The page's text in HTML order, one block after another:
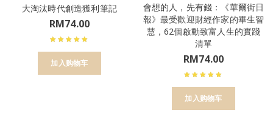
大淘汰時代創造獲利筆記
RM74.00
加入购物车
會想的人，先有錢：《華爾街日
報》最受歡迎財經作家的畢生智
慧，62個啟動致富人生的實踐
清單
RM74.00
加入购物车